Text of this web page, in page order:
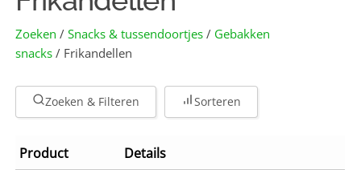
Zoeken /Snacks & tussendoortjes / Gebakken
snacks / Frikandellen
Zoeken & Filteren Sorteren
Product Details